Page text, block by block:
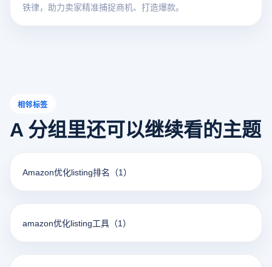
铁律，助力卖家精准捕捉商机、打造爆款。
相邻标签
A 分组里还可以继续看的主题
Amazon优化listing排名 （1）
amazon优化listing工具 （1）